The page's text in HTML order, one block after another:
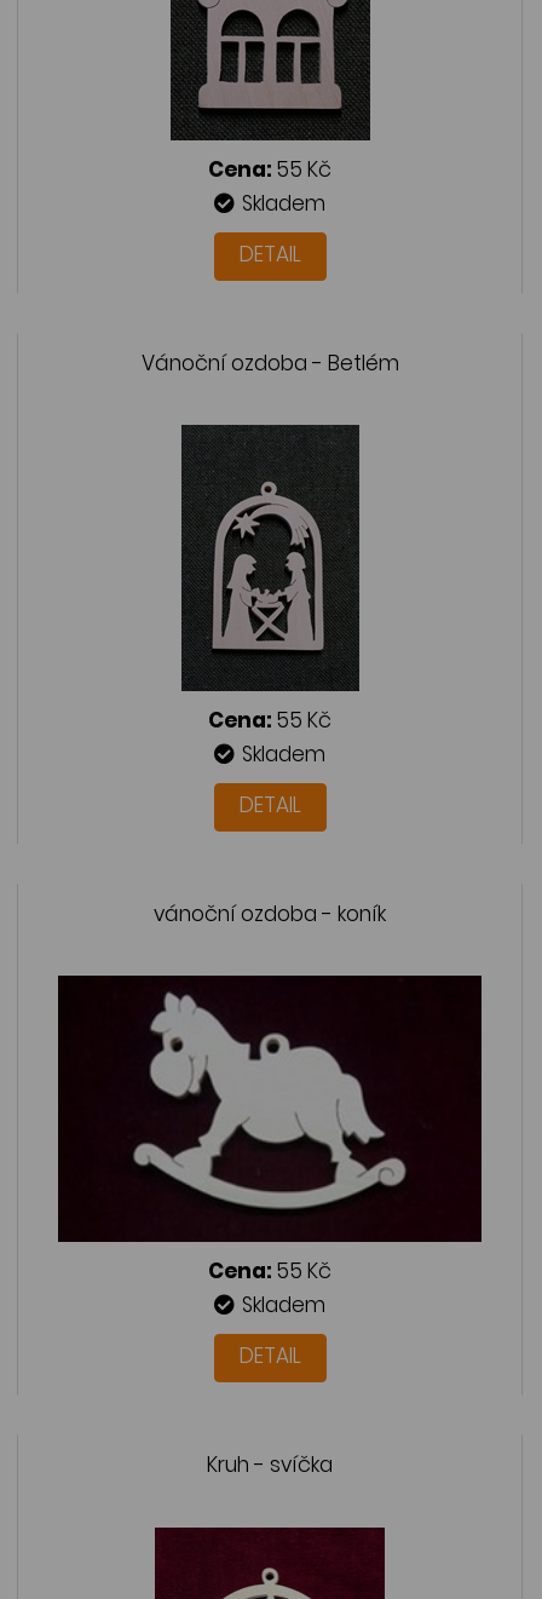
Cena: 55 Kč
Skladem
DETAIL
Vánoční ozdoba - Betlém
Cena: 55 Kč
Skladem
DETAIL
vánoční ozdoba - koník
Cena: 55 Kč
Skladem
DETAIL
Kruh - svíčka